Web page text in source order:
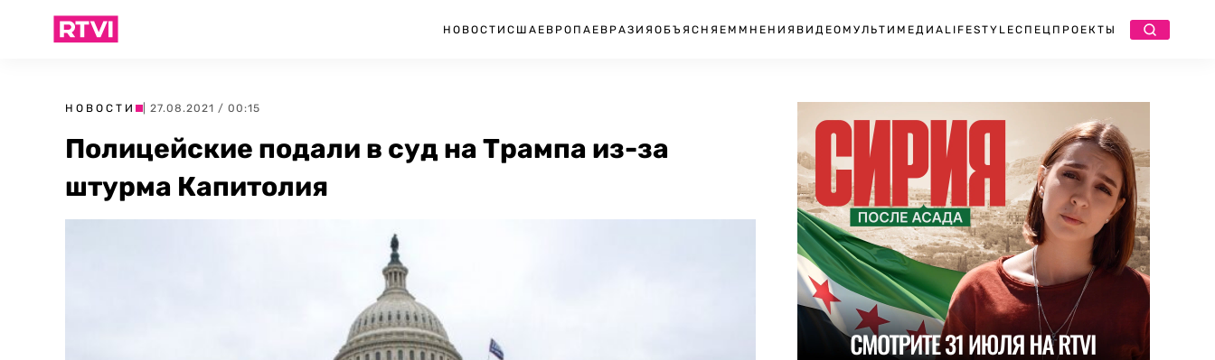
НОВОСТИ США ЕВРОПА ЕВРАЗИЯ ОБЪЯСНЯЕМ МНЕНИЯ ВИДЕО МУЛЬТИМЕДИА LIFESTYLEСПЕЦПРОЕКТЫ
НОВОСТИ | 27.08.2021 / 00:15
Полицейские подали в суд на Трампа из-за
штурма Капитолия